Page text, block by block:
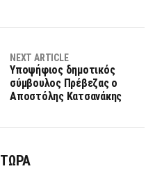
NEXT ARTICLE
Υποψήφιος δημοτικός
σύμβουλος Πρέβεζας ο
Αποστόλης Κατσανάκης